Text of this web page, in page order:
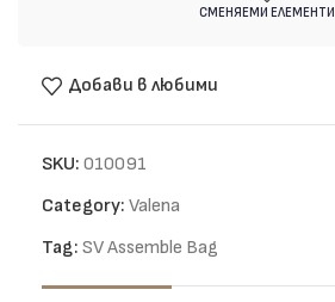
СМЕНЯЕМИ ЕЛЕМЕНТИ
Добави в любими
SKU: 010091
Category: Valena
Tag: SV Assemble Bag